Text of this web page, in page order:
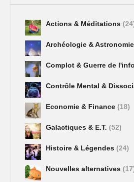
Actions & Méditations
Archéologie & Astronomie
Complot & Guerre de l'info
Contrôle Mental &
Economie & Finance (18)
Galactiques & E.T. (52)
Histoire & Légendes (24)
Nouvelles alternatives